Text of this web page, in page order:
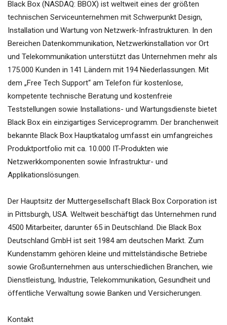
Black Box (NASDAQ: BBOX) ist weltweit eines der größten
technischen Serviceunternehmen mit Schwerpunkt Design,
Installation und Wartung von Netzwerk-Infrastrukturen. In den
Bereichen Datenkommunikation, Netzwerkinstallation vor Ort
und Telekommunikation unterstützt das Unternehmen mehr als
175.000 Kunden in 141 Ländern mit 194 Niederlassungen. Mit
dem „Free Tech Support“ am Telefon für kostenlose,
kompetente technische Beratung und kostenfreie
Teststellungen sowie Installations- und Wartungsdienste bietet
Black Box ein einzigartiges Serviceprogramm. Der branchenweit
bekannte Black Box Hauptkatalog umfasst ein umfangreiches
Produktportfolio mit ca. 10.000 IT-Produkten wie
Netzwerkkomponenten sowie Infrastruktur- und
Applikationslösungen.
Der Hauptsitz der Muttergesellschaft Black Box Corporation ist
in Pittsburgh, USA. Weltweit beschäftigt das Unternehmen rund
4500 Mitarbeiter, darunter 65 in Deutschland. Die Black Box
Deutschland GmbH ist seit 1984 am deutschen Markt. Zum
Kundenstamm gehören kleine und mittelständische Betriebe
sowie Großunternehmen aus unterschiedlichen Branchen, wie
Dienstleistung, Industrie, Telekommunikation, Gesundheit und
öffentliche Verwaltung sowie Banken und Versicherungen.
Kontakt